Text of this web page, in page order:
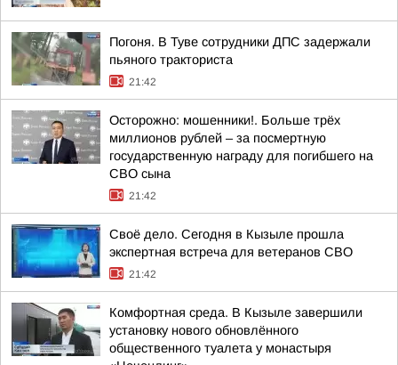
Погоня. В Туве сотрудники ДПС задержали
пьяного тракториста
21:42
Осторожно: мошенники!. Больше трёх
миллионов рублей – за посмертную
государственную награду для погибшего на
СВО сына
21:42
Своё дело. Сегодня в Кызыле прошла
экспертная встреча для ветеранов СВО
21:42
Комфортная среда. В Кызыле завершили
установку нового обновлённого
общественного туалета у монастыря